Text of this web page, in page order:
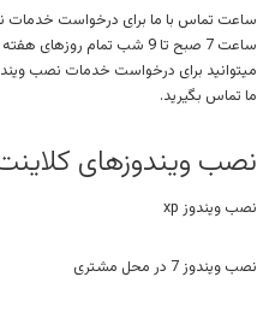
ساعت تماس با ما برای درخواست خدمات
ساعت 7 صبح تا 9 شب تمام
میتوانید برای درخواست خدمات نصب
ما تماس بگیرید.
نصب ویندوزهای
نصب ویندوز xp
نصب ویندوز 7 در محل مشتری